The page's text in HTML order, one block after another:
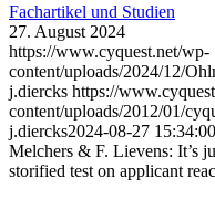
Fachartikel und Studien
27. August 2024
https://www.cyquest.net/wp-
content/uploads/2024/12/
j.diercks https://
content/uploads/2012/01/
j.diercks2024-08-27 15:34:00
Melchers & F. Lievens: It’s
storified test on applicant